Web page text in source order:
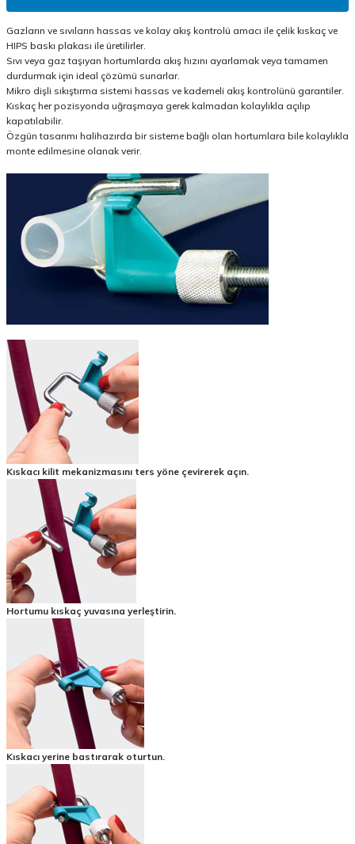
Gazların ve sıvıların hassas ve kolay akış kontrolü amacı ile çelik kıskaç ve
HIPS baskı plakası ile üretilirler.
Sıvı veya gaz taşıyan hortumlarda akış hızını ayarlamak veya tamamen
durdurmak için ideal çözümü sunarlar.
Mikro dişli sıkıştırma sistemi hassas ve kademeli akış kontrolünü garantiler.
Kıskaç her pozisyonda uğraşmaya gerek kalmadan kolaylıkla açılıp
kapatılabilir.
Özgün tasarımı halihazırda bir sisteme bağlı olan hortumlara bile kolaylıkla
monte edilmesine olanak verir.
Kıskacı kilit mekanizmasını ters yöne çevirerek açın.
Hortumu kıskaç yuvasına yerleştirin.
Kıskacı yerine bastırarak oturtun.